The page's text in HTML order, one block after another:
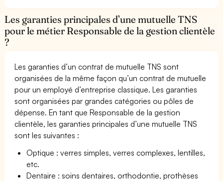
Les garanties principales d’une mutuelle TNS
pour le métier Responsable de la gestion clientèle
?
Les garanties d’un contrat de mutuelle TNS sont
organisées de la même façon qu’un contrat de mutuelle
pour un employé d’entreprise classique. Les garanties
sont organisées par grandes catégories ou pôles de
dépense. En tant que Responsable de la gestion
clientèle, les garanties principales d’une mutuelle TNS
sont les suivantes :
Optique : verres simples, verres complexes, lentilles,
etc.
Dentaire : soins dentaires, orthodontie, prothèses